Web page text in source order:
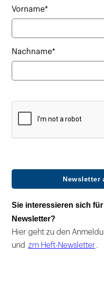
Vorname*
Nachname*
Newsletter
Sie interessieren sich
Newsletter?
Hier geht zu den
und zm Heft-Newsletter .